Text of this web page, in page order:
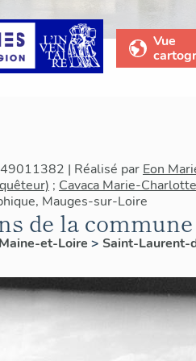
Vue
| Réalisé par Eon
; Cavaca Marie-
Mauges-sur-Loire
de la
Maine-et-Loire > Saint-Laurent-